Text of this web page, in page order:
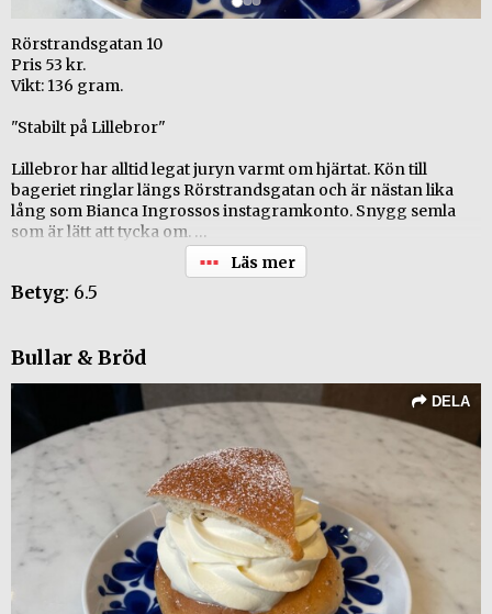
Rörstrandsgatan 10
Pris 53 kr.
Vikt: 136 gram.
"Stabilt på Lillebror"
Lillebror har alltid legat juryn varmt om hjärtat. Kön till
bageriet ringlar längs Rörstrandsgatan och är nästan lika
lång som Bianca Ingrossos instagramkonto. Snygg semla
som är lätt att tycka om.
+ Trevligt bröd
- Kanske lite för mycket salt?
Betyg 4 (av 6) i SVD - (Svenska Dagbladets) provning.
Betyg: 6.5
Bullar & Bröd
DELA